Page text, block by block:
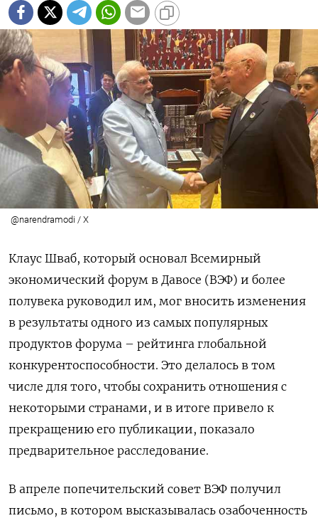
@narendramodi / X
Клаус Шваб, который основал Всемирный
экономический форум в Давосе (ВЭФ) и более
полувека руководил им, мог вносить изменения
в результаты одного из самых популярных
продуктов форума – рейтинга глобальной
конкурентоспособности. Это делалось в том
числе для того, чтобы сохранить отношения с
некоторыми странами, и в итоге привело к
прекращению его публикации, показало
предварительное расследование.
В апреле попечительский совет ВЭФ получил
письмо, в котором высказывалась озабоченность